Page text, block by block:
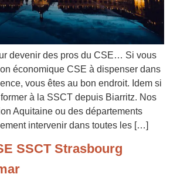
devenir des pros du CSE… Si vous
économique CSE à dispenser dans
vous êtes au bon endroit. Idem si
à la SSCT depuis Biarritz. Nos
Aquitaine ou des départements
intervenir dans toutes les […]
SSCT Strasbourg